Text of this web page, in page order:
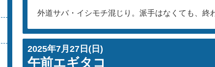
外道サバ・イシモチ混じり。派手はなくても、終
2025年7月27日(日)
午前エギタコ